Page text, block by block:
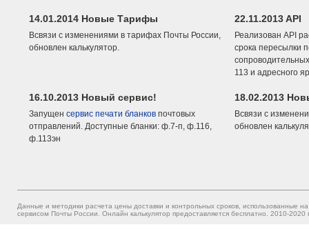
14.01.2014 Новые Тарифы
Всвязи с изменениями в тарифах Почты России,
обновлен калькулятор.
22.11.2013 API
Реализован API
срока пересылки
113 и адресного
16.10.2013 Новый сервис!
Запущен сервис печати бланков почтовых
отправлений. Доступные бланки: ф.7-п, ф.116,
ф.113эн
18.02.2013
Всвязи с
обновлен
Данные и методики расчета цены доставки и контрольных сроков, использованные
сервисом Почты России. Онлайн калькулятор предоставляется бесплатно. 2010-2020